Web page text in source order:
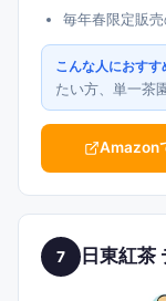
毎年春限定販
こんな人におすす
たい方、単一茶
Amazon
7 日東紅茶